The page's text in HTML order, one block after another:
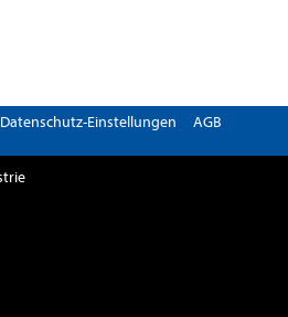
Datenschutz-Einstellungen AGB